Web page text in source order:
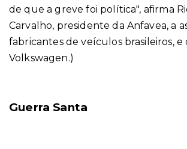
de que a greve foi política", afirma
Carvalho, presidente da Anfavea, a
fabricantes de veículos brasileiros,
Volkswagen.)
Guerra Santa